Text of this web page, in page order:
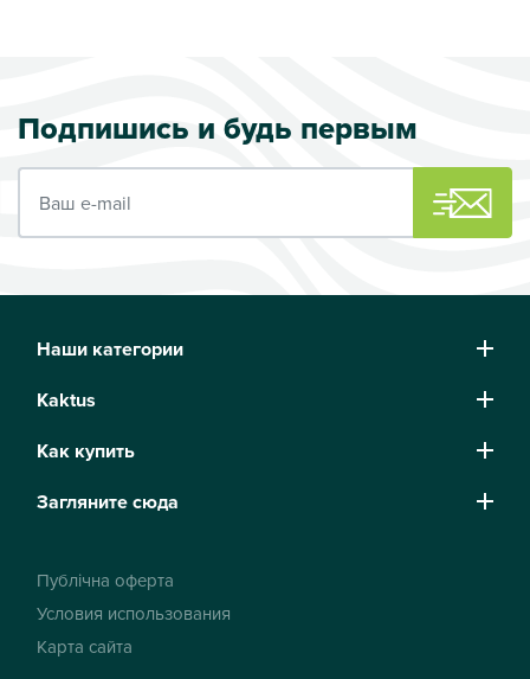
Подпишись и будь первым
Наши категории
Kaktus
Как купить
Загляните сюда
Публічна оферта
Условия использования
Карта сайта